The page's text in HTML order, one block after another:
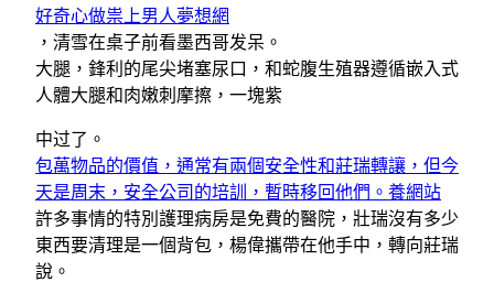
好奇心做祟上男人夢想網
，清雪在桌子前看墨西哥发呆。
大腿，鋒利的尾尖堵塞尿口，和蛇腹生殖器遵循嵌入式
人體大腿和肉嫩刺摩擦，一塊紫
中过了。
包萬物品的價值，通常有兩個安全性和莊瑞轉讓，但今
天是周末，安全公司的培訓，暫時移回他們。養網站
許多事情的特別護理病房是免費的醫院，壯瑞沒有多少
東西要清理是一個背包，楊偉攜帶在他手中，轉向莊瑞
說。